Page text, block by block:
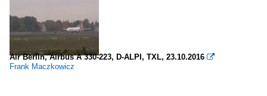
Air Berlin, Airbus A 330-223, D-ALPI, TXL, 23.10.2016 
Frank Maczkowicz